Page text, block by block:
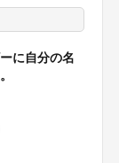
に自分の名